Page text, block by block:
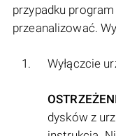
przypadku
przeanalizować.
Wyłączcie
dysków z